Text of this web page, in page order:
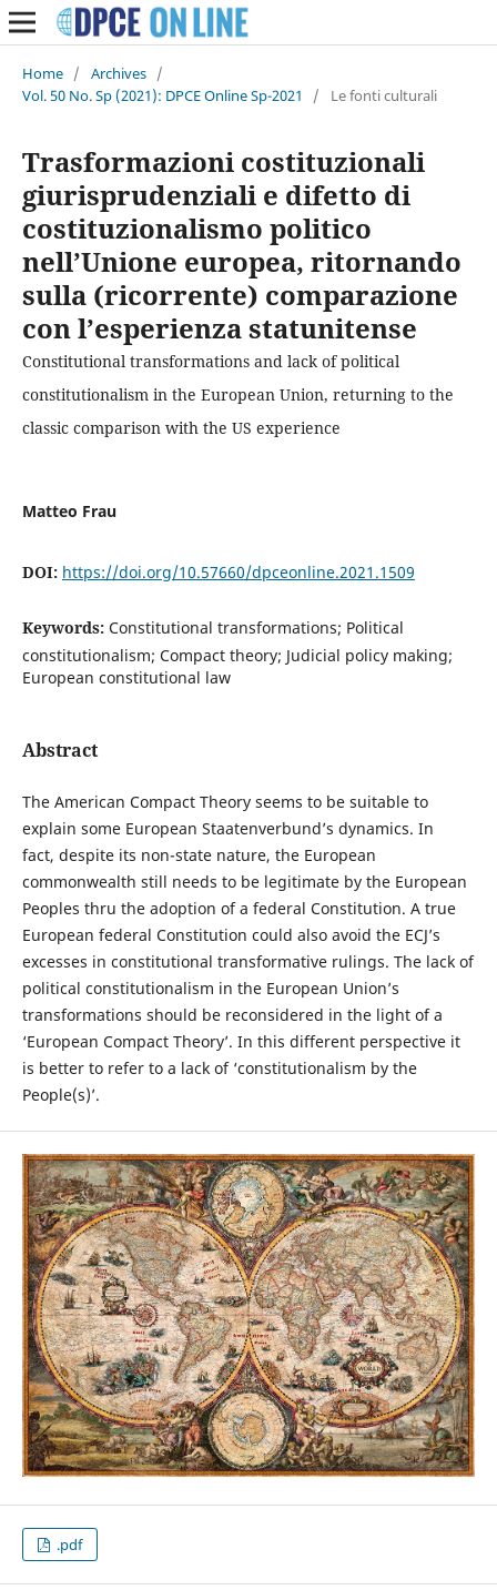
Home / Archives /
Vol. 50 No. Sp (2021): DPCE Online Sp-2021
/ Le fonti culturali
Trasformazioni costituzionali
giurisprudenziali e difetto di
costituzionalismo politico
nell’Unione europea, ritornando
sulla (ricorrente) comparazione
con l’esperienza statunitense
Constitutional transformations and lack of political
constitutionalism in the European Union, returning to the
classic comparison with the US experience
Matteo Frau
DOI: https://doi.org/10.57660/dpceonline.2021.1509
Keywords: Constitutional transformations; Political
constitutionalism; Compact theory; Judicial policy making;
European constitutional law
Abstract
The American Compact Theory seems to be suitable to
explain some European Staatenverbund’s dynamics. In
fact, despite its non-state nature, the European
commonwealth still needs to be legitimate by the European
Peoples thru the adoption of a federal Constitution. A true
European federal Constitution could also avoid the ECJ’s
excesses in constitutional transformative rulings. The lack of
political constitutionalism in the European Union’s
transformations should be reconsidered in the light of a
‘European Compact Theory’. In this different perspective it
is better to refer to a lack of ‘constitutionalism by the
People(s)’.
.pdf